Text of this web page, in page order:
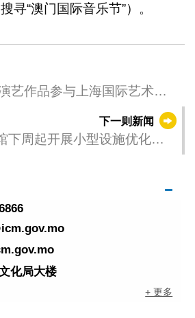
寻“澳门国际音乐节”）。
艺作品参与上海国际艺术节
下一则新闻
下周起开展小型设施优化工
化局大楼
+ 更多